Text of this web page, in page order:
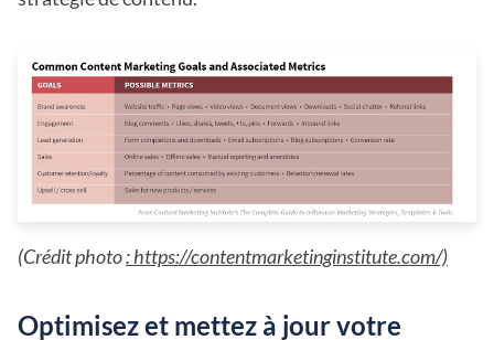
(Crédit photo: https://contentmarketinginstitute.com/)
Optimisez et mettez à jour votre